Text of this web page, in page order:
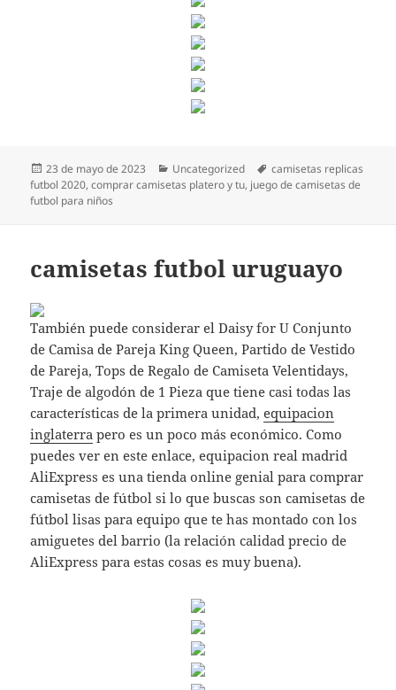
Publicado
el
23 de mayo de 2023 Categorías
Uncategorized Etiquetas
camisetas replicas
futbol 2020,comprar camisetas platero y tu, juego de camisetas de
futbol para niños
camisetas futbol uruguayo
También puede considerar el Daisy for U Conjunto
de Camisa de Pareja King Queen, Partido de Vestido
de Pareja, Tops de Regalo de Camiseta Velentidays,
Traje de algodón de 1 Pieza que tiene casi todas las
características de la primera unidad,equipacion
inglaterra pero es un poco más económico. Como
puedes ver en este enlace, equipacion real madrid
AliExpress es una tienda online genial para comprar
camisetas de fútbol si lo que buscas son camisetas de
fútbol lisas para equipo que te has montado con los
amiguetes del barrio (la relación calidad precio de
AliExpress para estas cosas es muy buena).